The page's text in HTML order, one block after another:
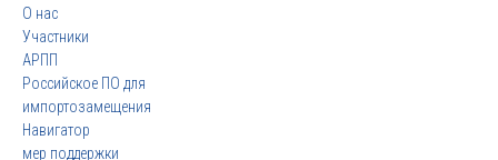
О нас
Участники
АРПП
Российское ПО для
импортозамещения
Навигатор
мер поддержки